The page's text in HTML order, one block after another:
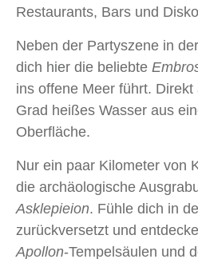
Restaurants, Bars und
Neben der Partyszene in
dich hier die beliebte
ins offene Meer führt.
Grad heißes Wasser aus
Oberfläche.
Nur ein paar Kilometer von
die archäologische
Asklepieion. Fühle dich in
zurückversetzt und
Apollon-Tempelsäulen und